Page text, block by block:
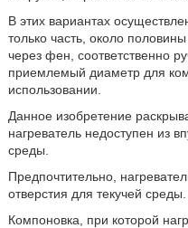
В этих вариантах
только часть, около
через фен, соответственно
приемлемый диаметр для
использовании.
Данное изобретение
нагреватель недоступен из
среды.
Предпочтительно,
отверстия для текучей среды.
Компоновка, при которой